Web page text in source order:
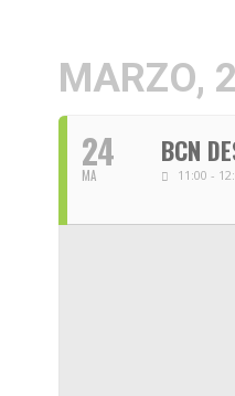
MARZO,
24
MA
BCN
11:00 -